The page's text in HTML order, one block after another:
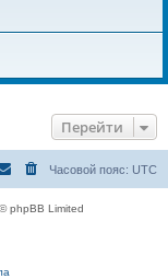
Перейти
Часовой пояс: UTC
phpBB Limited